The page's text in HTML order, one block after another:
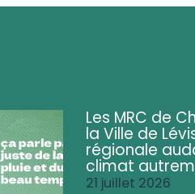
Les MRC de
la Ville de
régionale
climat
21 juillet 2026